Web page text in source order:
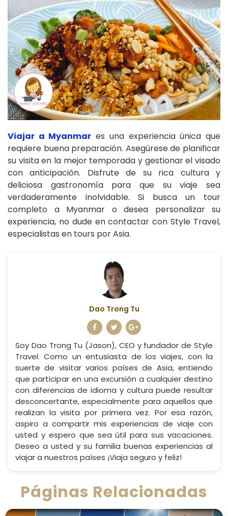
Viajar a Myanmar es una experiencia única que
requiere buena preparación. Asegúrese de planificar
su visita en la mejor temporada y gestionar el visado
con anticipación. Disfrute de su rica cultura y
deliciosa gastronomía para que su viaje sea
verdaderamente inolvidable. Si busca un tour
completo a Myanmar o desea personalizar su
experiencia, no dude en contactar con Style Travel,
especialistas en tours por Asia.
Dao Trong Tu
Soy Dao Trong Tu (Jason), CEO y fundador de Style
Travel. Como un entusiasta de los viajes, con la
suerte de visitar varios países de Asia, entiendo
que participar en una excursión a cualquier destino
con diferencias de idioma y cultura puede resultar
desconcertante, especialmente para aquellos que
realizan la visita por primera vez. Por esa razón,
aspiro a compartir mis experiencias de viaje con
usted y espero que sea útil para sus vacaciones.
Deseo a usted y su familia buenas experiencias al
viajar a nuestros países ¡Viaja seguro y feliz!
Páginas Relacionadas